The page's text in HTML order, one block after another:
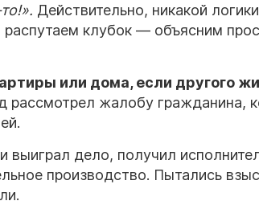
Действительно, никакой
клубок — объясним
или дома, если другого
рассмотрел жалобу гражданина,
выиграл дело, получил
производство. Пытались